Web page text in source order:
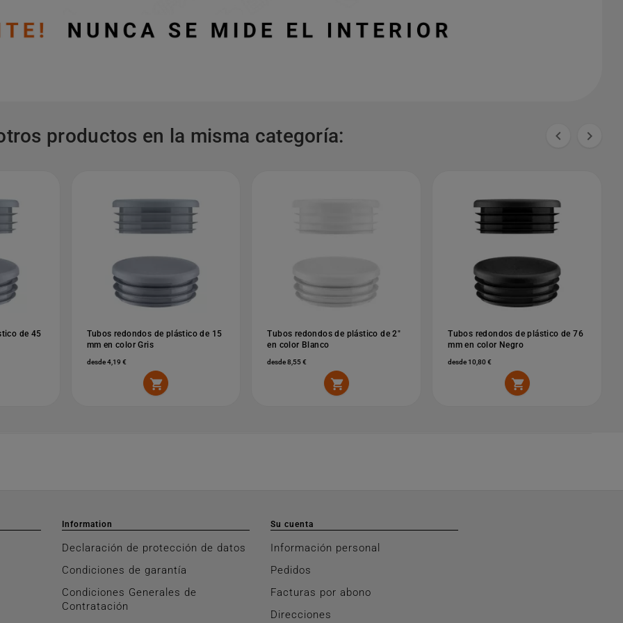
productos en la misma categoría:  
de 45
Tubos redondos de plástico de 15
mm en color Gris
desde 4,19 €

Tubos redondos de plástico de 2"
en color Blanco
desde 8,55 €

Tubos redondos de plástico de 76
mm en color Negro
desde 10,80 €

Information
Declaración de protección de datos
Condiciones de garantía
Condiciones Generales de
Contratación
Su cuenta
Información personal
Pedidos
Facturas por abono
Direcciones